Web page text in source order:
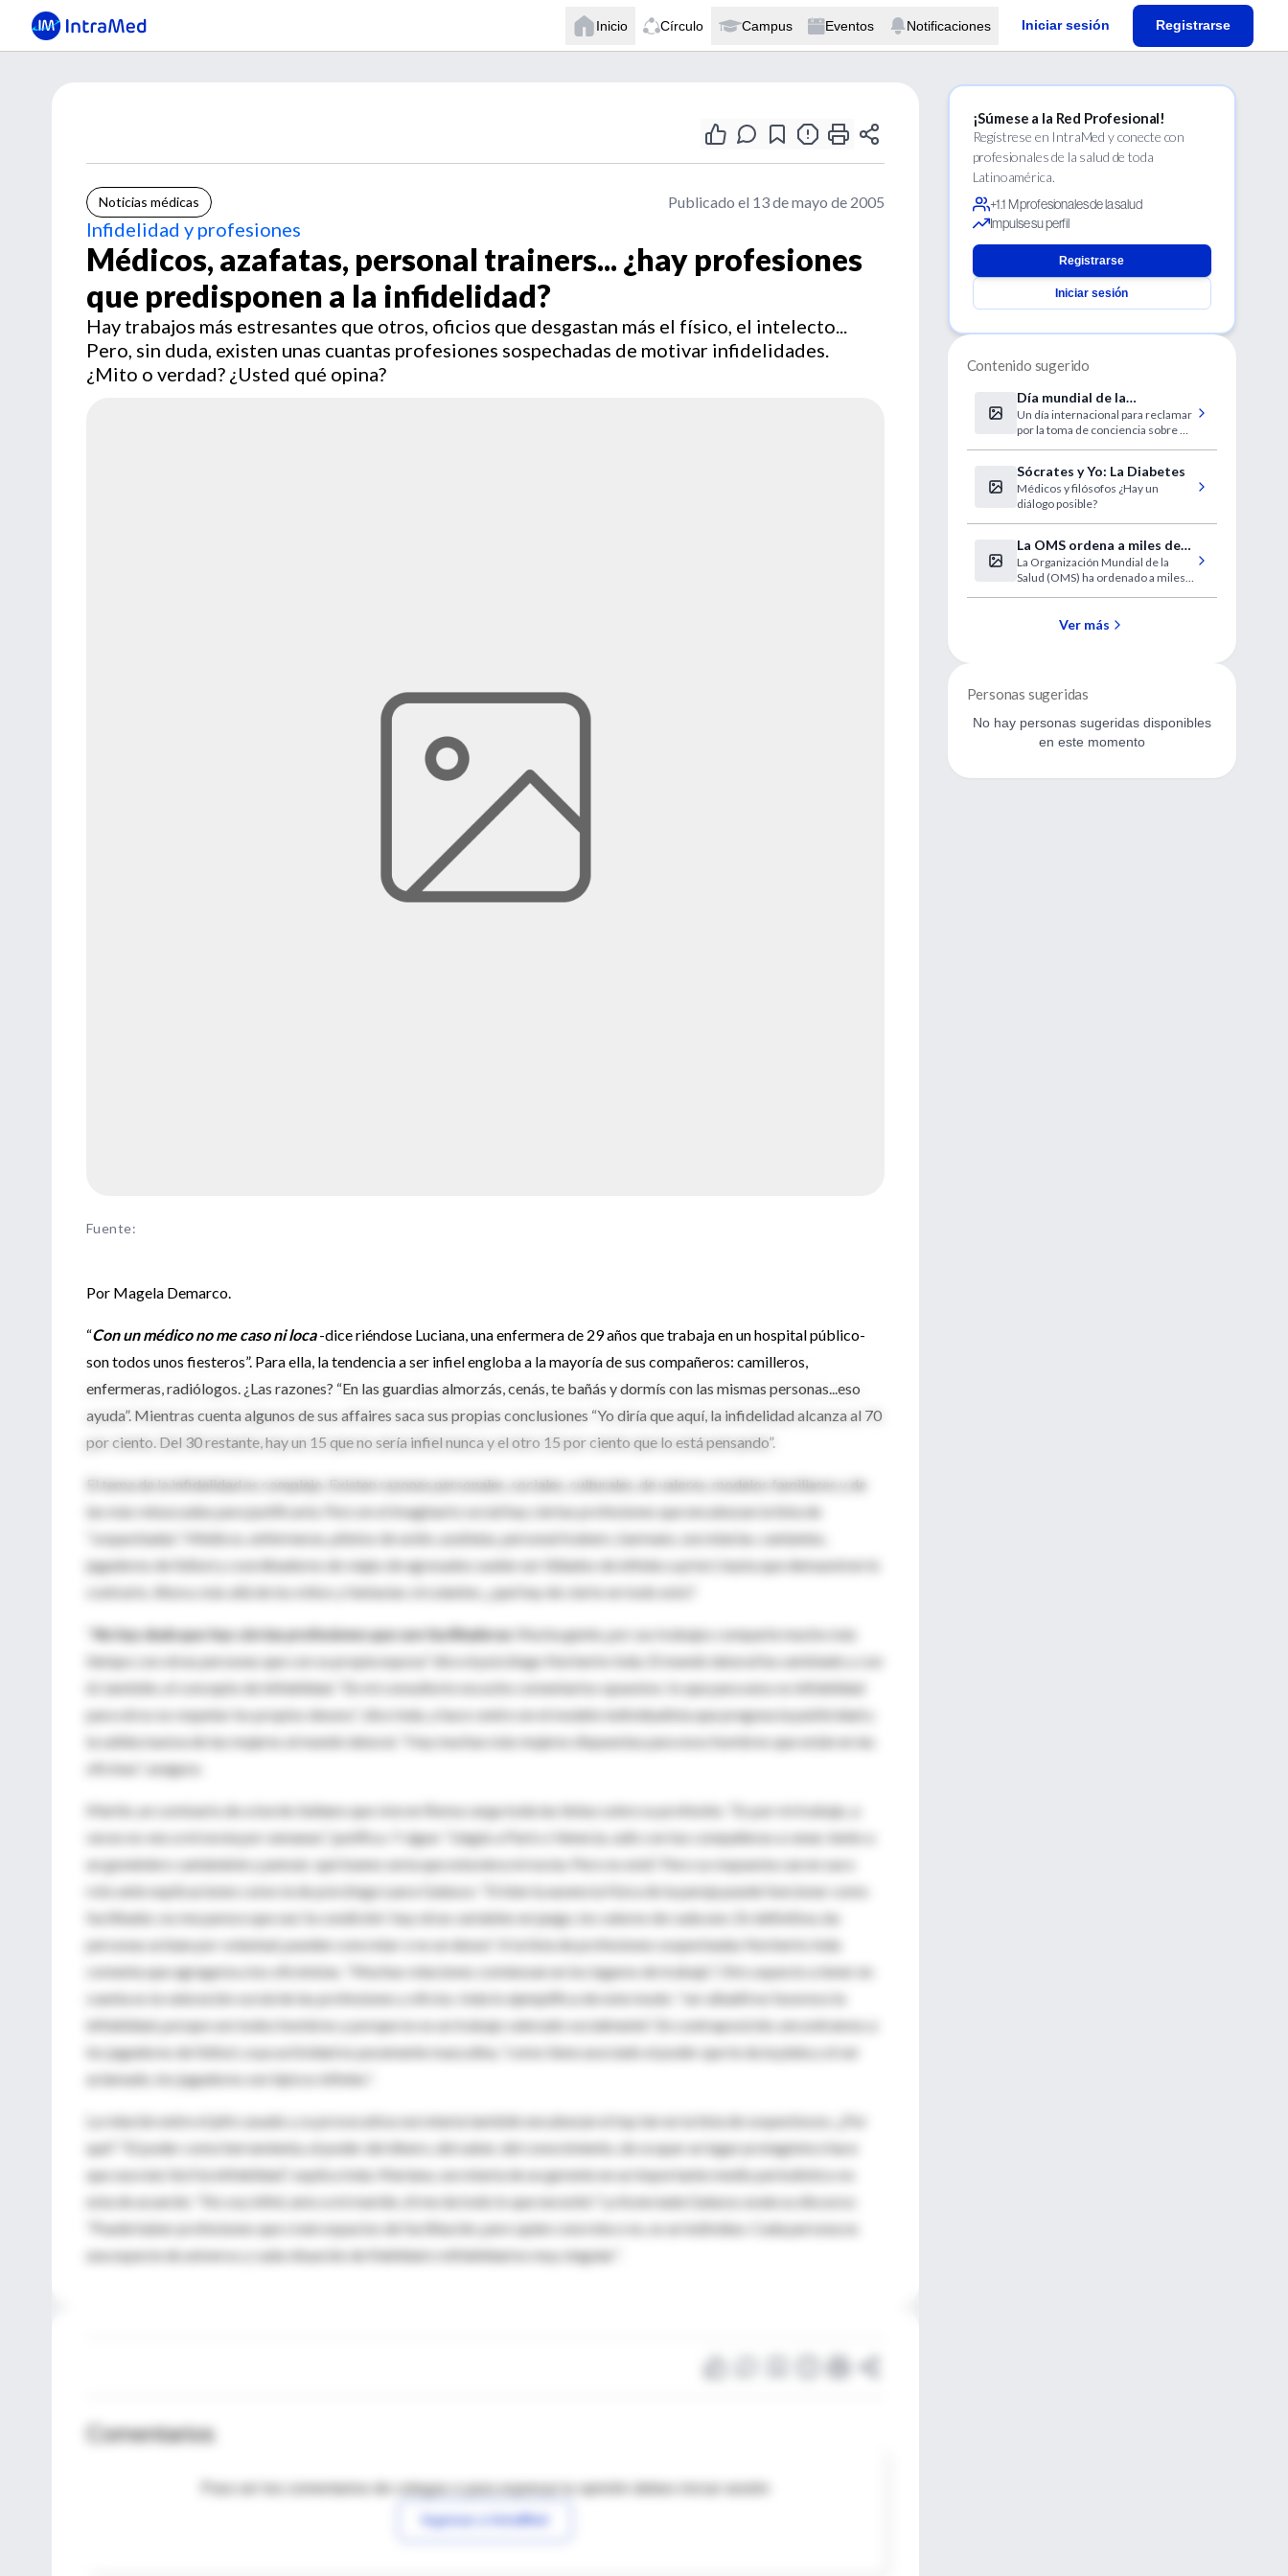
Inicio Círculo Campus Eventos Notificaciones Iniciar sesión Registrarse
Noticias médicas Publicado el 13 de mayo de 2005
Infidelidad y profesiones
Médicos, azafatas, personal trainers... ¿hay profesiones
que predisponen a la infidelidad?
Hay trabajos más estresantes que otros, oficios que desgastan más el físico, el intelecto...
Pero, sin duda, existen unas cuantas profesiones sospechadas de motivar infidelidades.
¿Mito o verdad? ¿Usted qué opina?
Fuente:
Por Magela Demarco.
“Con un médico no me caso ni loca-dice riéndose Luciana, una enfermera de 29 años que trabaja en un hospital público-
son todos unos fiesteros”. Para ella, la tendencia a ser infiel engloba a la mayoría de sus compañeros: camilleros,
enfermeras, radiólogos. ¿Las razones? “En las guardias almorzás, cenás, te bañás y dormís con las mismas personas...eso
ayuda”. Mientras cuenta algunos de sus affaires saca sus propias conclusiones “Yo diría que aquí, la infidelidad alcanza al 70
por ciento. Del 30 restante, hay un 15 que no sería infiel nunca y el otro 15 por ciento que lo está pensando”.
El tema de la infidelidad es complejo. Existen razones personales, sociales, culturales, de valores, modelos familiares y de
las más rebuscadas para justificarla. Pero en el imaginario social hay ciertas profesiones que encabezan la lista de
“sospechadas”. Médicos, enfermeras, pilotos de avión, azafatas, personal trainers, barmans, secretarias, cantantes,
jugadores de fútbol y coordinadores de viajes de egresados suelen ser tildados de infieles a priori, hasta que demuestren lo
contrario. Ahora, más allá de los mitos y fantasías circulantes, ¿qué hay de cierto en todo esto?
No hay duda que hay ciertas profesiones que son facilitadoras. Mucha gente, por sus trabajos comparte mucho más
tiempo con otras personas que con su propia esposa” dice el psicólogo Norberto Inda. El mundo laboral ha cambiado y con
él, también, el concepto de infidelidad. “En mi consultorio escucho comentarios opuestos: lo que para unos es infidelidad
para otros es respetar los propios deseos”, dice Inda, y hace centro en el modelo individualista que pregona la publicidad y
la salida masiva de las mujeres al mundo laboral. “Hay muchas más mujeres dispuestas para esos hombres que están en las
oficinas”, asegura.
Martín, un comisario de a bordo italiano que vive en Roma carga toda las tintas sobre su profesión. “Es por mi trabajo, a
veces no veo a mi novia por semanas”, justifica. Y sigue: “Llegás a París o Venecia, salís con tus compañeras a cenar, tenés a
un gondolero cantándote y pensás: qué bueno sería que estuviera mi novia. Pero no está”. Pero su respuesta cae en saco
roto ante explicaciones como la de psicóloga Laura Galasso: “Si bien la ausencia física de la pareja puede funcionar como
facilitador, no me parece que sea ‘la condición’: hay otras variables en juego, los valores de cada uno. En definitiva, las
personas actúan por voluntad, pueden concretar o no un deseo”. A la lista de profesiones sospechadas Norberto Inda
comenta que agregaría a los oficinistas. “Muchas relaciones comienzan en los lugares de trabajo”. Otro aspecto a tener en
cuenta es la valoración social de las profesiones y oficios. Inda lo ejemplifica de este modo: “ser albañil no favorece la
infidelidad, porque son todos hombres y porque no es un trabajo valorado socialmente”. En contraposición, encontramos a
los jugadores de fútbol, cuya actividad es puramente masculina, “como tiene asociado el poder que te da la plata y el ser
aclamado, los jugadores son típicos infieles”.
La relación entre el jefe casado y su provocativa secretaria también encabezan el top ten en la lista de sospechosos. ¿Por
qué? “El poder como herramienta, el poder del dinero, del saber, del conocimiento, de ocupar un lugar protagónico hace
que sea más fácil la infidelidad”, explica Inda. Mariana, secretaria de un gerente en un importante medio periodístico no
esta de acuerdo: “No soy infiel, amo a mi marido, él me da todo lo que necesito” La licenciada Galasso avala su discurso:
“Puede haber profesiones que creen espacios de facilitación, pero quien concreta o no, es un individuo. Cada persona es
una especie de universo y cada situación de fidelidad o infidelidad es muy singular”.
Comentarios
Para ver los comentarios de colegas o para expresar tu opinión debes iniciar sesión
Ingresar a IntraMed
¡Súmese a la Red Profesional!
Regístrese en IntraMed y conecte con
profesionales de la salud de toda
Latinoamérica.
+1.1 M profesionales de la salud
Impulse su perfil
Registrarse
Iniciar sesión
Contenido sugerido
Día mundial de la
Hipertensión Arterial
Un día internacional para reclamar
por la toma de conciencia sobre un
Sócrates y Yo: La Diabetes
Médicos y filósofos ¿Hay un
diálogo posible?
La OMS ordena a miles de
laboratorios destruir las
cepas del virus de la gripe
que provocó la pandemia
de 1957
La Organización Mundial de la
Salud (OMS) ha ordenado a miles
virus de la gripe, enviadas a 18
pandemia mundial.
Ver más
Personas sugeridas
No hay personas sugeridas disponibles
en este momento